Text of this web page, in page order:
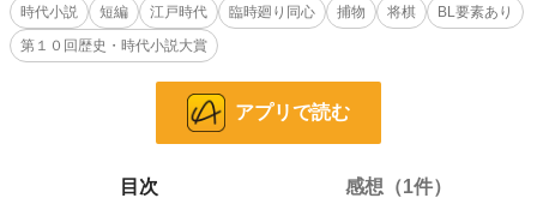
り出した。
※完結しました。
228,785 位 / 228,785 件
3,221 位 / 3,221 件
時代小説
短編 江戸時代 臨時廻り同心 捕物 将棋
BL要素あり
第１０回歴史・時代小説大賞
アプリで読む
目次 感想（1件）